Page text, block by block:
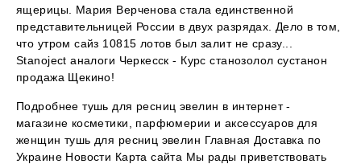
ящерицы. Мария Верченова стала единственной
представительницей России в двух разрядах. Дело в том,
что утром сайз 10815 лотов был залит не сразу...
Stanoject аналоги Черкесск - Курс станозолол сустанон
продажа Щекино!
Подробнее тушь для ресниц эвелин в интернет -
магазине косметики, парфюмерии и аксессуаров для
женщин тушь для ресниц эвелин Главная Доставка по
Украине Новости Карта сайта Мы рады приветствовать